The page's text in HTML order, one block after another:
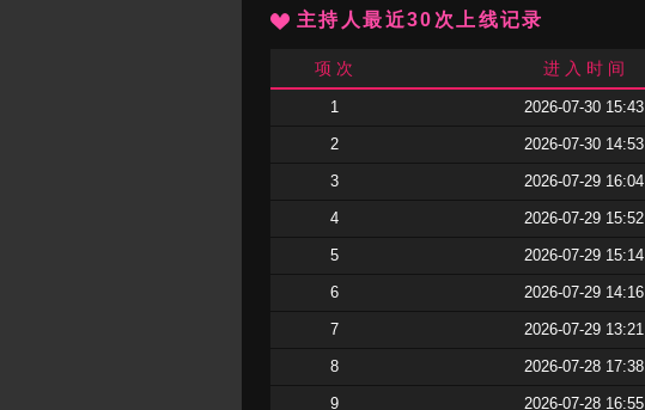
主持人最近30次上线记录
项 次 进 入 时 间
1 2026-07-30 15:43
2 2026-07-30 14:53
3 2026-07-29 16:04
4 2026-07-29 15:52
5 2026-07-29 15:14
6 2026-07-29 14:16
7 2026-07-29 13:21
8 2026-07-28 17:38
9 2026-07-28 16:55